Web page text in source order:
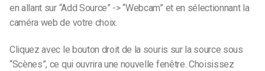
en allant sur “Add Source” -> “Webcam” et en sélectionnant la
caméra web de votre choix.
Cliquez avec le bouton droit de la souris sur la source sous
“Scènes”, ce qui ouvrira une nouvelle fenêtre. Choisissez